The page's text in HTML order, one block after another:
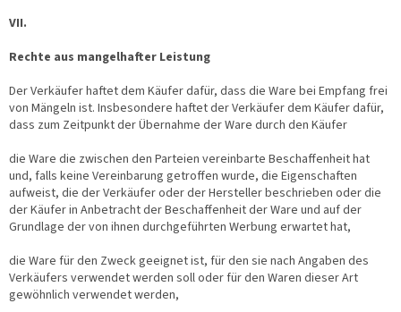
VII.
Rechte aus mangelhafter Leistung
Der Verkäufer haftet dem Käufer dafür, dass die Ware bei Empfang frei
von Mängeln ist. Insbesondere haftet der Verkäufer dem Käufer dafür,
dass zum Zeitpunkt der Übernahme der Ware durch den Käufer
die Ware die zwischen den Parteien vereinbarte Beschaffenheit hat
und, falls keine Vereinbarung getroffen wurde, die Eigenschaften
aufweist, die der Verkäufer oder der Hersteller beschrieben oder die
der Käufer in Anbetracht der Beschaffenheit der Ware und auf der
Grundlage der von ihnen durchgeführten Werbung erwartet hat,
die Ware für den Zweck geeignet ist, für den sie nach Angaben des
Verkäufers verwendet werden soll oder für den Waren dieser Art
gewöhnlich verwendet werden,